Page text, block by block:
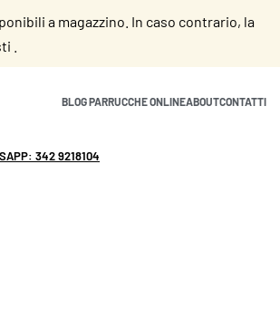
a magazzino. In caso contrario, la
.
BLOG PARRUCCHE ONLINEABOUTCONTATTI
342 9218104